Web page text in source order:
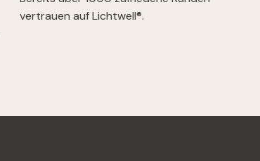
vertrauen auf Lichtwell®.